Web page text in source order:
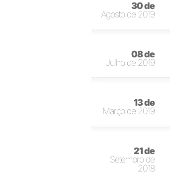
30 de
Agosto de 2019
08 de
Julho de 2019
13 de
Março de 2019
21 de
Setembro de
2018